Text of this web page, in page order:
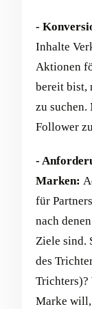
-
Inhalte
Aktionen
bereit bist,
zu suchen.
Follower
-
Marken:
für
nach
Ziele sind.
des
Trichters)?
Marke will,